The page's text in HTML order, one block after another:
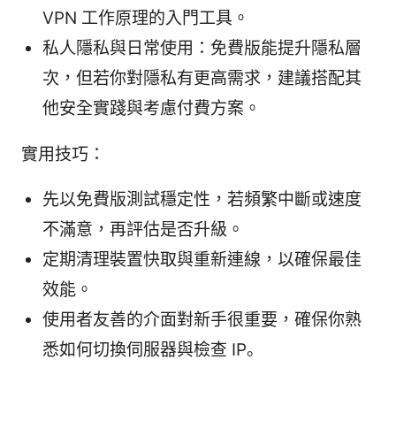
VPN 工作原理的入門工具。
私人隱私與日常使用：免費版能提升隱私層
次，但若你對隱私有更高需求，建議搭配其
他安全實踐與考慮付費方案。
實用技巧：
先以免費版測試穩定性，若頻繁中斷或速度
不滿意，再評估是否升級。
定期清理裝置快取與重新連線，以確保最佳
效能。
使用者友善的介面對新手很重要，確保你熟
悉如何切換伺服器與檢查 IP。